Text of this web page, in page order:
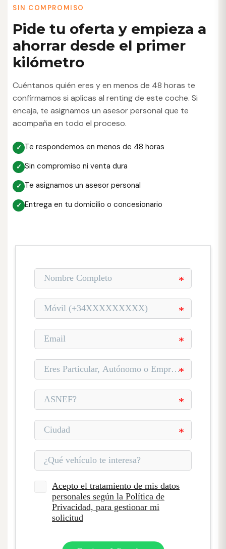
SIN COMPROMISO
Pide tu oferta y empieza a
ahorrar desde el primer
kilómetro
Cuéntanos quién eres y en menos de 48 horas te
confirmamos si aplicas al renting de este coche. Si
encaja, te asignamos un asesor personal que te
acompaña en todo el proceso.
Te respondemos en menos de 48 horas
Sin compromiso ni venta dura
Te asignamos un asesor personal
Entrega en tu domicilio o concesionario